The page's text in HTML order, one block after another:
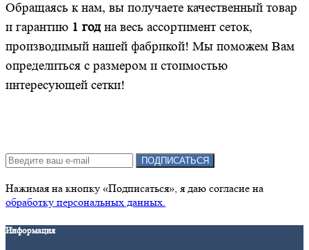
Обращаясь к нам, вы получаете качественный товар
и гарантию 1 год на весь ассортимент сеток,
производимый нашей фабрикой! Мы поможем Вам
определиться с размером и стоимостью
интересующей сетки!
ПОДПИСАТЬСЯ
Нажимая на кнопку «Подписаться», я даю cогласие на
обработку персональных данных.
Информация